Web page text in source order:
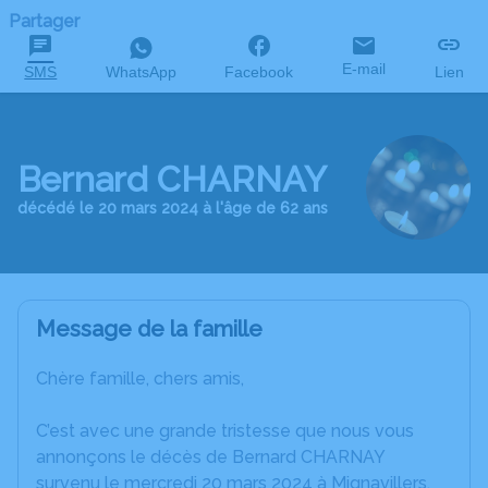
Partager
SMS WhatsApp Facebook E-mail Lien
Bernard CHARNAY
décédé le 20 mars 2024 à l'âge de 62 ans
Message de la famille
Chère famille, chers amis,
C’est avec une grande tristesse que nous vous
annonçons le décès de Bernard CHARNAY
survenu le mercredi 20 mars 2024 à Mignavillers.